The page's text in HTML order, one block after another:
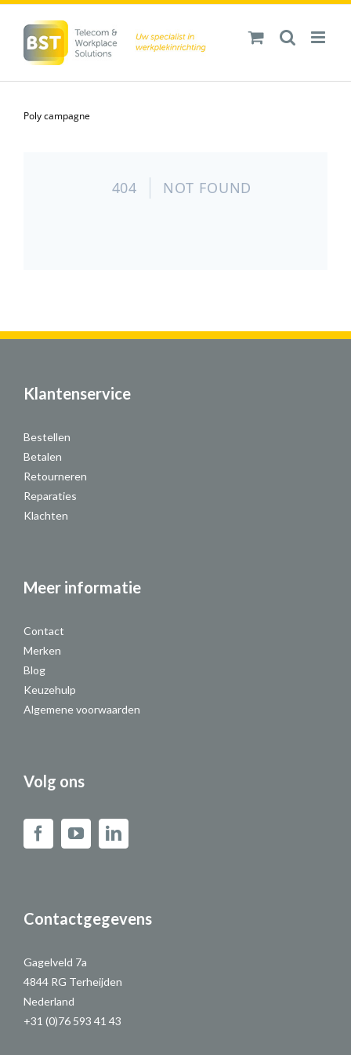
inhoud
Poly campagne
Klantenservice
Bestellen
Betalen
Retourneren
Reparaties
Klachten
Meer informatie
Contact
Merken
Blog
Keuzehulp
Algemene voorwaarden
Volg ons
Contactgegevens
Gagelveld 7a
4844 RG Terheijden
Nederland
+31 (0)76 593 41 43